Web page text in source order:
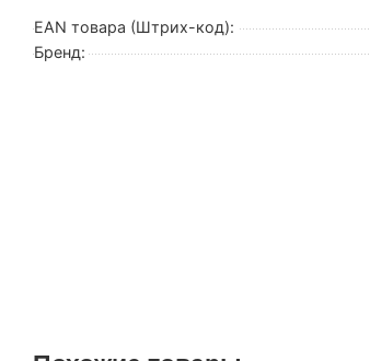
EAN товара (Штрих-код):
Бренд: